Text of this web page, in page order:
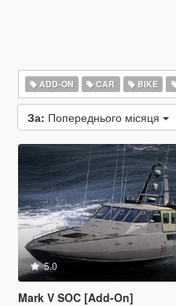
ADD-ON CAR BIKE
За: Попереднього місяця
5.0
Mark V SOC [Add-On]